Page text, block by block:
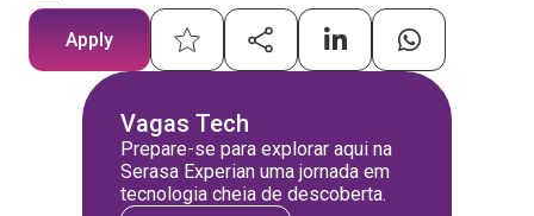
Apply
Vagas Tech
Prepare-se para explorar aqui na
Serasa Experian uma jornada em
tecnologia cheia de descoberta.